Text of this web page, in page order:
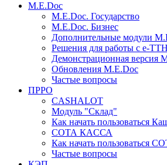
M.E.Doc
M.E.Doc. Государство
M.E.Doc. Бизнес
Дополнительные модули
Решения для работы с е-ТТН
Демонстрационная версия
Обновления M.E.Doc
Частые вопросы
ПРРО
CASHALOT
Модуль "Склад"
Как начать пользоваться
СОТА КАCСА
Как начать пользоваться
Частые вопросы